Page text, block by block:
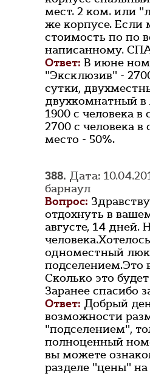
мест. 2 ком. или
же корпусе. Если
стоимость по по
написанному.
Ответ: В июне
"Эксклюзив" -
сутки,
двухкомнатный в
1900 с человека
2700 с человека в
место - 50%.
388. Дата:
барнаул
Вопрос:
отдохнуть в
августе, 14 дней.
одноместный
подселением.Это
Сколько это
Заранее спасибо
Ответ: Добрый
возможности
"подселением",
полноценный
вы можете
разделе "цены"